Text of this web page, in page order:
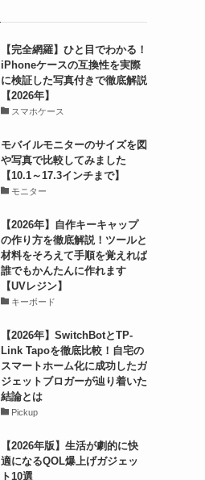
【完全網羅】ひと目でわかる！
iPhoneケースの互換性を実際
に検証した写真付きで徹底解説
【2026年】
スマホケース
モバイルモニターのサイズを図
や写真で比較してみました
【10.1～17.3インチまで】
モニター
【2026年】自作キーキャップ
の作り方を徹底解説！ツールと
材料をそろえて手順を覚えれば
誰でもかんたんに作れます
【UVレジン】
キーボード
【2026年】SwitchBotとTP-
Link Tapoを徹底比較！自宅の
スマートホーム化に成功したガ
ジェットブロガーが辿り着いた
結論とは
Pickup
【2026年版】生活が劇的に快
適になるQOL爆上げガジェッ
ト10選